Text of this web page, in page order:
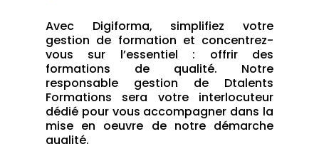
Avec Digiforma, simplifiez votre
gestion de formation et concentrez-
vous sur l’essentiel : offrir des
formations de qualité. Notre
responsable gestion de Dtalents
Formations sera votre interlocuteur
dédié pour vous accompagner dans la
mise en oeuvre de notre démarche
qualité.